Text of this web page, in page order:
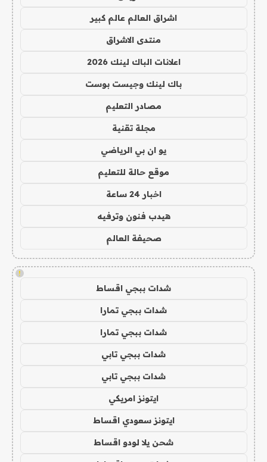
اشراق العالم عالم كبير
منتدى الاشراق
اعلانات الباك لينك 2026
باك لينك وجيست بوست
مصادر التعليم
مجلة تقنية
يو ان بي الرياضي
موقع حالة للتعليم
اخبار 24 ساعة
هيدب فنون وترفيه
صحيفة العالم
!
شدات ببجي اقساط
شدات ببجي تمارا
شدات ببجي تمارا
شدات ببجي تابي
شدات ببجي تابي
ايتونز امريكي
ايتونز سعودي اقساط
شحن يلا لودو اقساط